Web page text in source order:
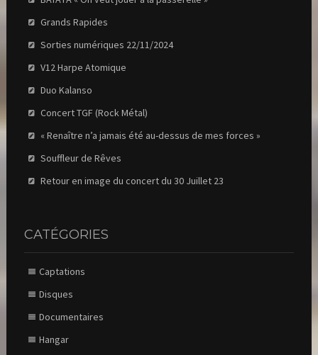
Grands Rapides
Sorties numériques 22/11/2024
V12 Harpe Atomique
Duo Kalanso
Concert TGF (Rock Métal)
« Renaître n’a jamais été au-dessus de mes forces »
Souffleur de Rêves
Retour en image du concert du 30 Juillet 23
CATÉGORIES
Captations
Disques
Documentaires
Hangar